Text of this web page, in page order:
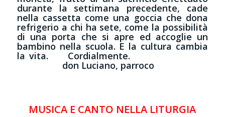
durante la settimana precedente, cade
nella cassetta come una goccia che dona
refrigerio a chi ha sete, come la possibilità
di una porta che si apre ed accoglie un
bambino nella scuola. E la cultura cambia
la vita. Cordialmente.
don Luciano, parroco
MUSICA E CANTO NELLA LITURGIA